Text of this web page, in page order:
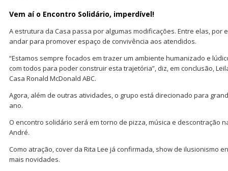
Vem aí o Encontro Solidário, imperdível!
A estrutura da Casa passa por algumas modificações. Entre elas, por
andar para promover espaço de convivência aos atendidos.
“Estamos sempre focados em trazer um ambiente humanizado e
com todos para poder construir esta trajetória”, diz, em conclusão,
Casa Ronald McDonald ABC.
Agora, além de outras atividades, o grupo está direcionado para
ano.
O encontro solidário será em torno de pizza, música e descontração
André.
Como atração, cover da Rita Lee já confirmada, show de ilusionismo
mais novidades.